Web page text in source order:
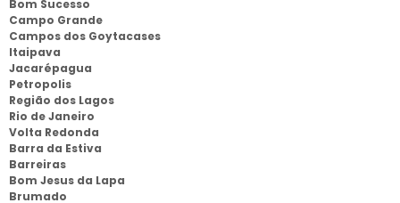
Bom Sucesso
Campo Grande
Campos dos Goytacases
Itaipava
Jacarépagua
Petropolis
Região dos Lagos
Rio de Janeiro
Volta Redonda
Barra da Estiva
Barreiras
Bom Jesus da Lapa
Brumado